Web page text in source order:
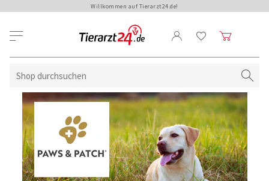
Willkommen auf Tierarzt24.de!